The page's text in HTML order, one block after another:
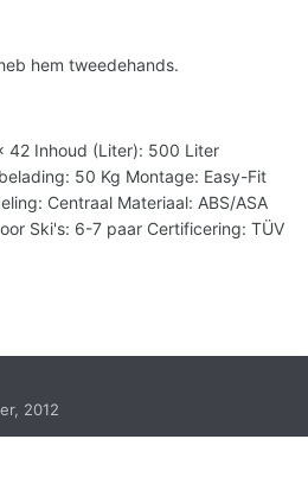
hem tweedehands.
42 Inhoud (Liter): 500 Liter
50 Kg Montage: Easy-Fit
Centraal Materiaal: ABS/ASA
Ski's: 6-7 paar Certificering: TÜV
2012